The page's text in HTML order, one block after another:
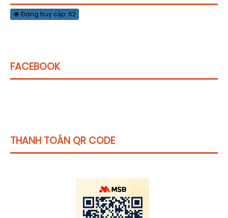
Đang truy cập: 62
FACEBOOK
THANH TOÁN QR CODE